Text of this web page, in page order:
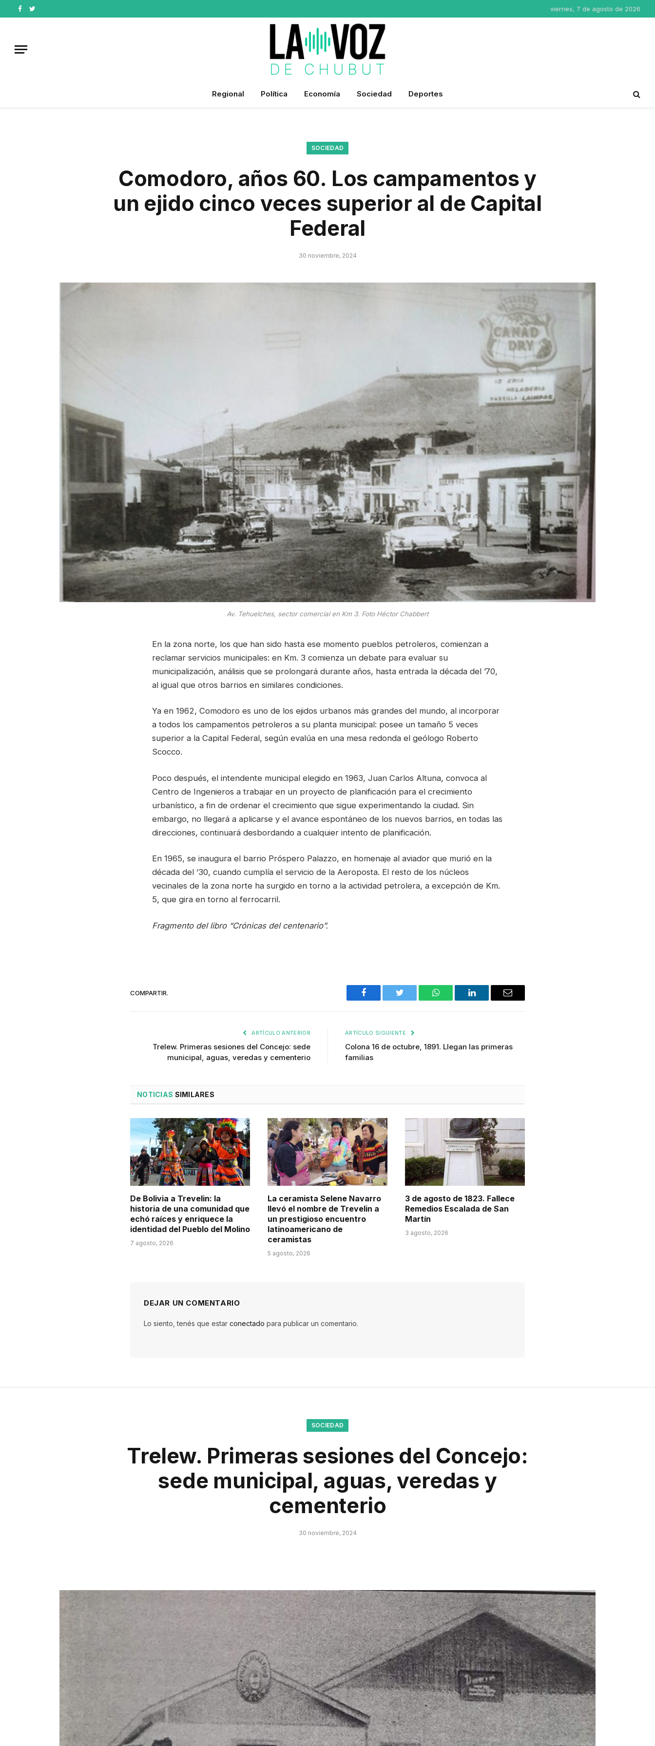
Facebook
Twitter
viernes, 7 de agosto de 2026
Regional Política Economía Sociedad Deportes
SOCIEDAD
Comodoro, años 60. Los campamentos y
un ejido cinco veces superior al de Capital
Federal
30 noviembre, 2024
Av. Tehuelches, sector comercial en Km 3. Foto Héctor Chabbert
En la zona norte, los que han sido hasta ese momento pueblos petroleros, comienzan a
reclamar servicios municipales: en Km. 3 comienza un debate para evaluar su
municipalización, análisis que se prolongará durante años, hasta entrada la década del ’70,
al igual que otros barrios en similares condiciones.
Ya en 1962, Comodoro es uno de los ejidos urbanos más grandes del mundo, al incorporar
a todos los campamentos petroleros a su planta municipal: posee un tamaño 5 veces
superior a la Capital Federal, según evalúa en una mesa redonda el geólogo Roberto
Scocco.
Poco después, el intendente municipal elegido en 1963, Juan Carlos Altuna, convoca al
Centro de Ingenieros a trabajar en un proyecto de planificación para el crecimiento
urbanístico, a fin de ordenar el crecimiento que sigue experimentando la ciudad. Sin
embargo, no llegará a aplicarse y el avance espontáneo de los nuevos barrios, en todas las
direcciones, continuará desbordando a cualquier intento de planificación.
En 1965, se inaugura el barrio Próspero Palazzo, en homenaje al aviador que murió en la
década del ’30, cuando cumplía el servicio de la Aeroposta. El resto de los núcleos
vecinales de la zona norte ha surgido en torno a la actividad petrolera, a excepción de Km.
5, que gira en torno al ferrocarril.
Fragmento del libro “Crónicas del centenario”.
COMPARTIR.
Facebook Twitter WhatsAppLinkedIn Email
ARTÍCULO ANTERIOR
Trelew. Primeras sesiones del Concejo: sede
municipal, aguas, veredas y cementerio
ARTÍCULO SIGUIENTE
Colona 16 de octubre, 1891. Llegan las primeras
familias
NOTICIAS SIMILARES
De Bolivia a Trevelin: la
historia de una comunidad que
echó raíces y enriquece la
identidad del Pueblo del Molino
7 agosto, 2026
La ceramista Selene Navarro
llevó el nombre de Trevelin a
un prestigioso encuentro
latinoamericano de
ceramistas
5 agosto, 2026
3 de agosto de 1823. Fallece
Remedios Escalada de San
Martín
3 agosto, 2026
DEJAR UN COMENTARIO
Lo siento, tenés que estar conectado para publicar un comentario.
SOCIEDAD
Trelew. Primeras sesiones del Concejo:
sede municipal, aguas, veredas y
cementerio
30 noviembre, 2024